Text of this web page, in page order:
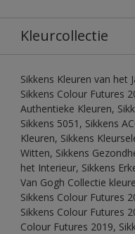
Kleurcollectie
Sikkens Kleuren van het
Sikkens Colour Futures
Authentieke Kleuren,
Sikkens 5051, Sikkens
Kleuren, Sikkens
Witten, Sikkens
het Interieur, Sikkens
Van Gogh Collectie
Sikkens Colour Futures
Sikkens Colour Futures
Colour Futures 2019,